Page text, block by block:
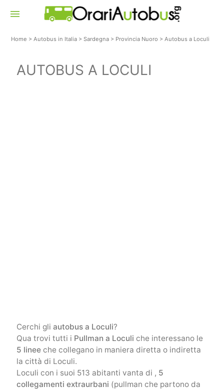
menu
Home >Autobus in Italia >Sardegna > Provincia Nuoro >Autobus a Loculi
AUTOBUS A LOCULI
Cerchi gli autobus a Loculi?
Qua trovi tutti i Pullman a Loculi che interessano le
5 lineeche collegano in maniera diretta o indiretta
la città di Loculi.
Loculi con i suoi 513 abitanti vanta di , 5
collegamenti extraurbani (pullman che partono da